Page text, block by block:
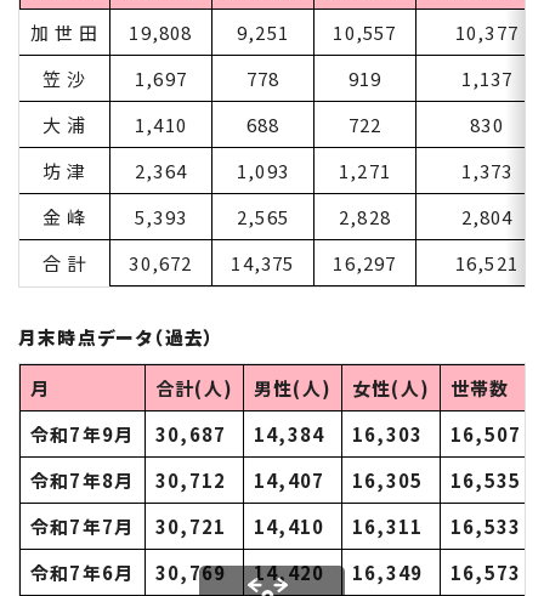
加 世 田
19,808 9,251 10,557
10,377
笠 沙
1,697 778 919
1,137
大 浦
1,410 688 722
830
坊 津
2,364 1,093 1,271
1,373
金 峰
5,393 2,565 2,828
2,804
合 計
30,672 14,375 16,297 16,521
月末時点データ（過去）
月
合計(人) 男性(人) 女性(人)
世帯数
令和7年9月
30,687 14,384 16,303
16,507
令和7年8月
30,712 14,407 16,305
16,535
令和7年7月
30,721 14,410 16,311
16,533
令和7年6月
30,769 14,420 16,349
16,573